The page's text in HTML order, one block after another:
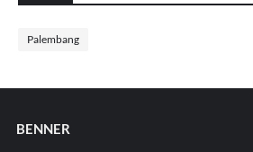
Palembang
BENNER